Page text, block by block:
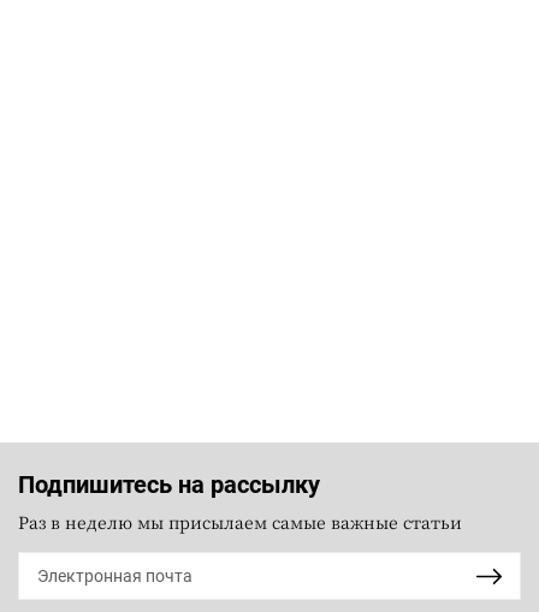
Подпишитесь на рассылку
Раз в неделю мы присылаем самые важные статьи